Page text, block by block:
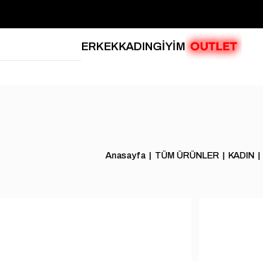
ERKEKKADINGİYİM
Anasayfa TÜM ÜRÜNLER KADIN